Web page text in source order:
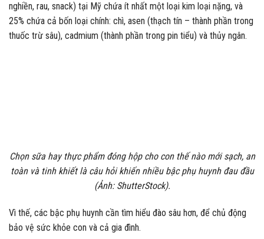
nghiền, rau, snack) tại Mỹ chứa ít nhất một loại kim loại nặng, và
25% chứa cả bốn loại chính: chì, asen (thạch tín – thành phần trong
thuốc trừ sâu), cadmium (thành phần trong pin tiểu) và thủy ngân.
Chọn sữa hay thực phẩm đóng hộp cho con thế nào mới sạch, an
toàn và tinh khiết là câu hỏi khiến nhiều bậc phụ huynh đau đầu
(Ảnh: ShutterStock).
Vì thế, các bậc phụ huynh cần tìm hiểu đào sâu hơn, để chủ động
bảo vệ sức khỏe con và cả gia đình.